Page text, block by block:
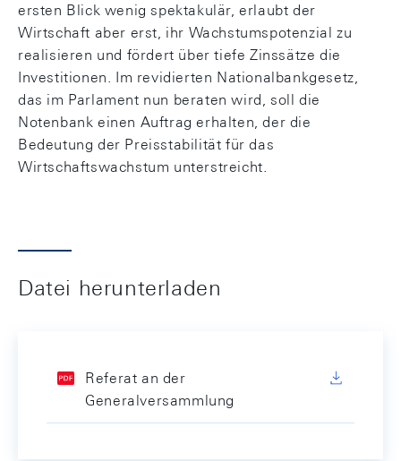
ersten Blick wenig spektakulär, erlaubt der
Wirtschaft aber erst, ihr Wachstumspotenzial zu
realisieren und fördert über tiefe Zinssätze die
Investitionen. Im revidierten Nationalbankgesetz,
das im Parlament nun beraten wird, soll die
Notenbank einen Auftrag erhalten, der die
Bedeutung der Preisstabilität für das
Wirtschaftswachstum unterstreicht.
Datei herunterladen
Referat an der
Generalversammlung